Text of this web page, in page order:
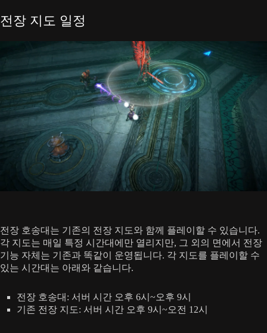
전장 지도 일정
전장 호송대는 기존의 전장 지도와 함께 플레이할 수 있습니다.
각 지도는 매일 특정 시간대에만 열리지만, 그 외의 면에서 전장
기능 자체는 기존과 똑같이 운영됩니다. 각 지도를 플레이할 수
있는 시간대는 아래와 같습니다.
전장 호송대: 서버 시간 오후 6시~오후 9시
기존 전장 지도: 서버 시간 오후 9시~오전 12시